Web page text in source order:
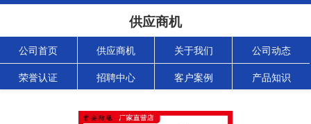
供应商机
公司首页 供应商机 关于我们 公司动态
荣誉认证 招聘中心 客户案例 产品知识